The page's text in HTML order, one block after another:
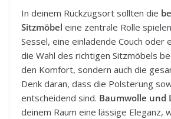
In deinem Rückzugsort sollten die
Sitzmöbel eine zentrale Rolle
Sessel, eine einladende Couch oder
die Wahl des richtigen Sitzmöbels
den Komfort, sondern auch die
Denk daran, dass die Polsterung
entscheidend sind. Baumwolle und
deinem Raum eine lässige Eleganz,